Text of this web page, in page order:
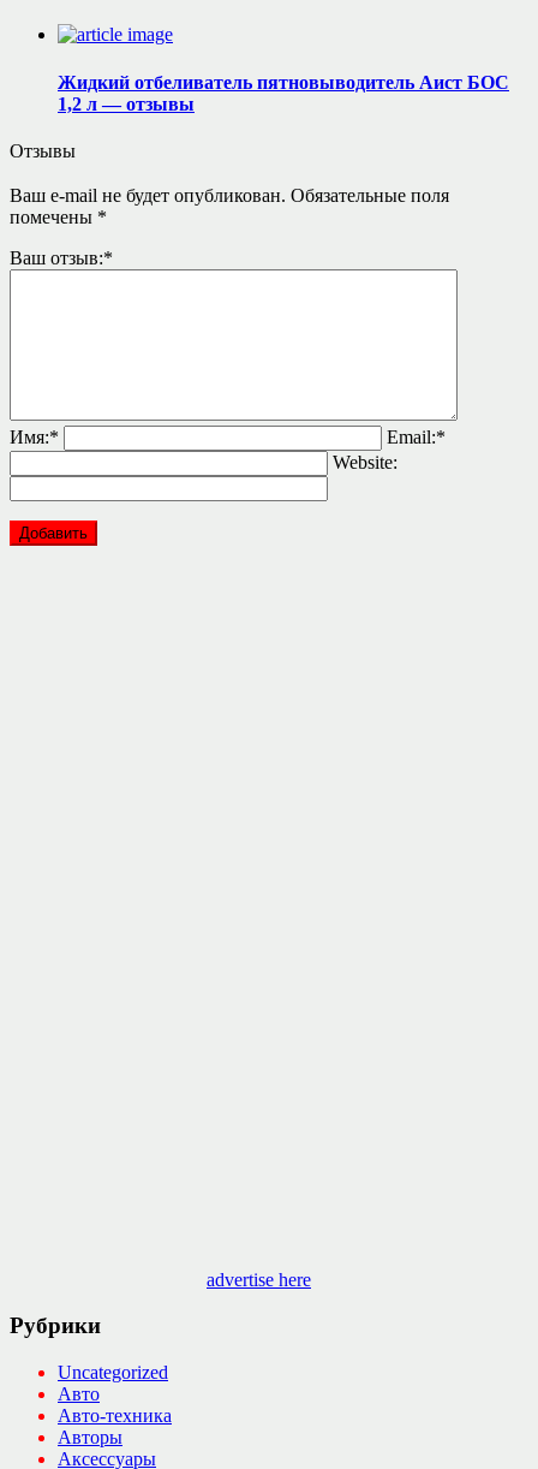
Жидкий отбеливатель пятновыводитель Аист БОС
1,2 л — отзывы
Отзывы
Ваш e-mail не будет опубликован. Обязательные поля
помечены *
Ваш отзыв:*
Имя:* Email:*
Website:
advertise here
Рубрики
Uncategorized
Авто
Авто-техника
Авторы
Аксессуары